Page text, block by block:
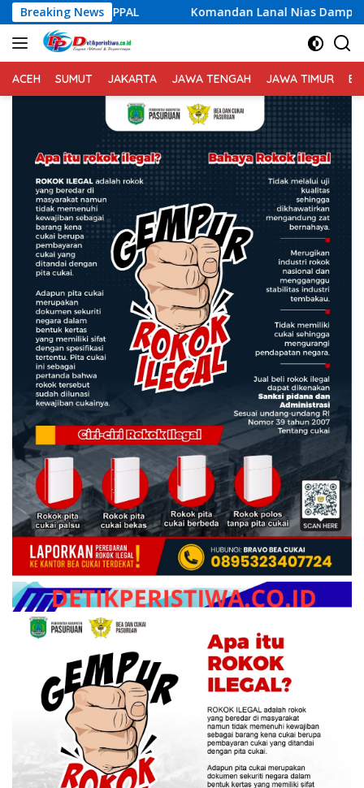
Langsung
ke
konten
Breaking News
Komandan Lanal Nias Dampingi Gubernur Sumut
ACEH SUMUT JAKARTA JAWA TENGAH JAWA TIMUR